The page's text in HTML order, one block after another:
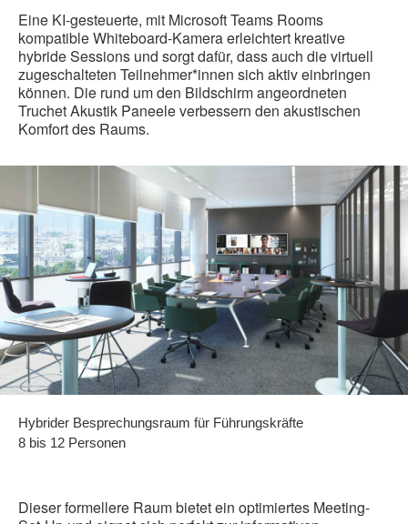
Eine KI-gesteuerte, mit Microsoft Teams Rooms
kompatible Whiteboard-Kamera erleichtert kreative
hybride Sessions und sorgt dafür, dass auch die virtuell
zugeschalteten Teilnehmer*innen sich aktiv einbringen
können. Die rund um den Bildschirm angeordneten
Truchet Akustik Paneele verbessern den akustischen
Komfort des Raums.
Hybrider Besprechungsraum für Führungskräfte
8 bis 12 Personen
Dieser formellere Raum bietet ein optimiertes Meeting-